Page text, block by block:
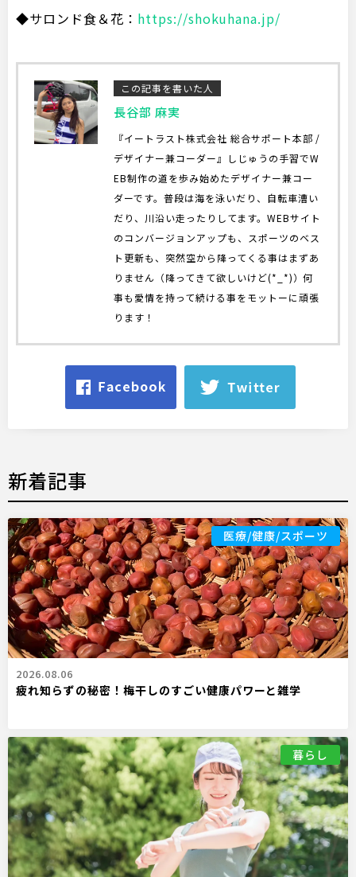
◆サロンド食＆花： https://shokuhana.jp/
この記事を書いた人
長谷部 麻実
『イートラスト株式会社 総合サポート本部 /
デザイナー兼コーダー』しじゅうの手習でW
EB制作の道を歩み始めたデザイナー兼コー
ダーです。普段は海を泳いだり、自転車漕い
だり、川沿い走ったりしてます。WEBサイト
のコンバージョンアップも、スポーツのベス
ト更新も、突然空から降ってくる事はまずあ
りません（降ってきて欲しいけど(*_*)）何
事も愛情を持って続ける事をモットーに頑張
ります！
新着記事
医療/健康/スポーツ
2026.08.06
疲れ知らずの秘密！梅干しのすごい健康パワーと雑学
暮らし